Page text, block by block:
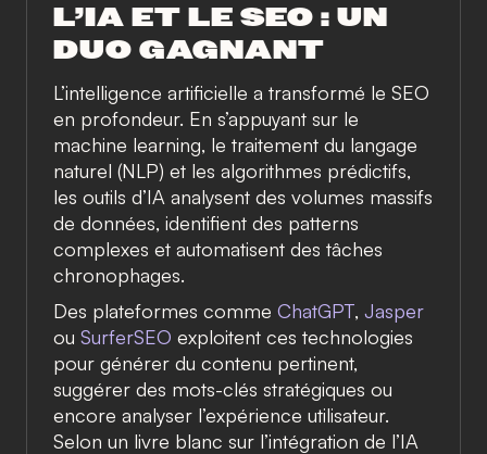
L’IA ET LE SEO : UN
DUO GAGNANT
L’intelligence artificielle a transformé le SEO
en profondeur. En s’appuyant sur le
machine learning, le traitement du langage
naturel (NLP) et les algorithmes prédictifs,
les outils d’IA analysent des volumes massifs
de données, identifient des patterns
complexes et automatisent des tâches
chronophages.
Des plateformes comme ChatGPT, Jasper
ou SurferSEO exploitent ces technologies
pour générer du contenu pertinent,
suggérer des mots-clés stratégiques ou
encore analyser l’expérience utilisateur.
Selon un livre blanc sur l’intégration de l’IA